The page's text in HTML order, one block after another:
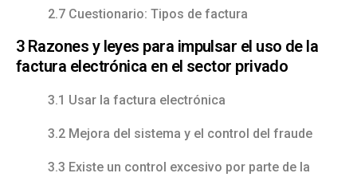
2.7 Cuestionario: Tipos de factura
3 Razones y leyes para impulsar el uso de la
factura electrónica en el sector privado
3.1 Usar la factura electrónica
3.2 Mejora del sistema y el control del fraude
3.3 Existe un control excesivo por parte de la